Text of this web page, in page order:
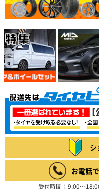
シ
お電話
受付時間：9:00～